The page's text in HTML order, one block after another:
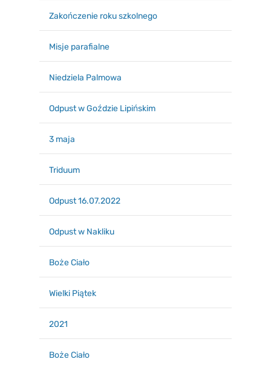
Zakończenie roku szkolnego
Misje parafialne
Niedziela Palmowa
Odpust w Goździe Lipińskim
3 maja
Triduum
Odpust 16.07.2022
Odpust w Nakliku
Boże Ciało
Wielki Piątek
2021
Boże Ciało